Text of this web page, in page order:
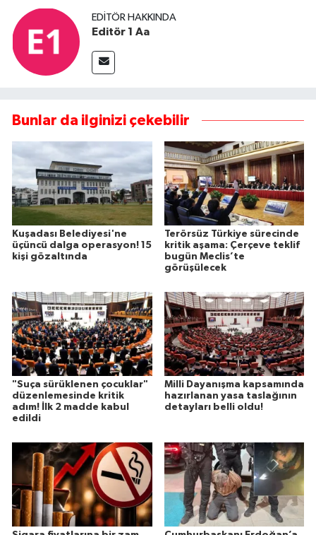
EDITÖR HAKKINDA
Editör 1 Aa
Bunlar da ilginizi çekebilir
Kuşadası Belediyesi'ne
üçüncü dalga operasyon! 15
kişi gözaltında
Terörsüz Türkiye sürecinde
kritik aşama: Çerçeve teklif
bugün Meclis’te
görüşülecek
"Suça sürüklenen çocuklar"
düzenlemesinde kritik
adım! İlk 2 madde kabul
edildi
Milli Dayanışma kapsamında
hazırlanan yasa taslağının
detayları belli oldu!